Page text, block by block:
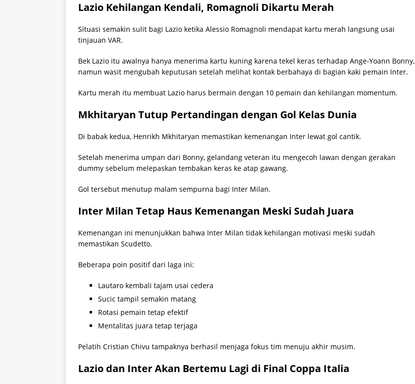
Lazio Kehilangan Kendali, Romagnoli Dikartu Merah
Situasi semakin sulit bagi Lazio ketika Alessio Romagnoli mendapat kartu merah langsung usai
tinjauan VAR.
Bek Lazio itu awalnya hanya menerima kartu kuning karena tekel keras terhadap Ange-Yoann Bonny,
namun wasit mengubah keputusan setelah melihat kontak berbahaya di bagian kaki pemain Inter.
Kartu merah itu membuat Lazio harus bermain dengan 10 pemain dan kehilangan momentum.
Mkhitaryan Tutup Pertandingan dengan Gol Kelas Dunia
Di babak kedua, Henrikh Mkhitaryan memastikan kemenangan Inter lewat gol cantik.
Setelah menerima umpan dari Bonny, gelandang veteran itu mengecoh lawan dengan gerakan
dummy sebelum melepaskan tembakan keras ke atap gawang.
Gol tersebut menutup malam sempurna bagi Inter Milan.
Inter Milan Tetap Haus Kemenangan Meski Sudah Juara
Kemenangan ini menunjukkan bahwa Inter Milan tidak kehilangan motivasi meski sudah
memastikan Scudetto.
Beberapa poin positif dari laga ini:
Lautaro kembali tajam usai cedera
Sucic tampil semakin matang
Rotasi pemain tetap efektif
Mentalitas juara tetap terjaga
Pelatih Cristian Chivu tampaknya berhasil menjaga fokus tim menuju akhir musim.
Lazio dan Inter Akan Bertemu Lagi di Final Coppa Italia